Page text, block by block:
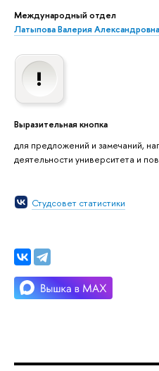
Международный отдел
Латыпова Валерия Александровна
Выразительная кнопка
для предложений и замечаний,
деятельности университета и
Студсовет статистики